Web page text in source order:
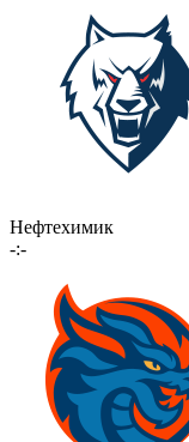
Нефтехимик
-:-